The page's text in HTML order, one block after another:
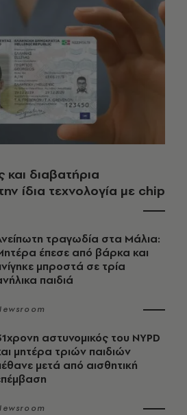
και διαβατήρια
ίδια τεχνολογία με chip
τραγωδία στα Μάλια:
έπεσε από βάρκα και
μπροστά σε τρία
παιδιά
αστυνομικός του NYPD
μητέρα τριών παιδιών
μετά από αισθητική